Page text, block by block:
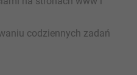
codziennych zadań